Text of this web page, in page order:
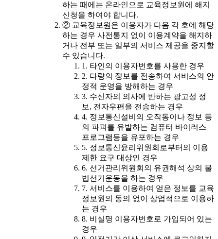
하는 때에는 온라인으로 교육정보원에 해지
신청을 하여야 합니다.
② 교육정보원은 이용자가 다음 각 호에 해당
하는 경우 사전통지 없이 이용계약을 해지하
거나 전부 또는 일부의 서비스 제공을 중지할
수 있습니다.
1. 타인의 이용자번호를 사용한 경우
2. 다량의 정보를 전송하여 서비스의 안
정적 운영을 방해하는 경우
3. 수신자의 의사에 반하는 광고성 정
보, 전자우편을 전송하는 경우
4. 정보통신설비의 오작동이나 정보 등
의 파괴를 유발하는 컴퓨터 바이러스
프로그램등을 유포하는 경우
5. 정보통신윤리위원회로부터의 이용
제한 요구 대상인 경우
6. 선거관리위원회의 유권해석 상의 불
법선거운동을 하는 경우
7. 서비스를 이용하여 얻은 정보를 교육
정보원의 동의 없이 상업적으로 이용하
는 경우
8. 비실명 이용자번호로 가입되어 있는
경우